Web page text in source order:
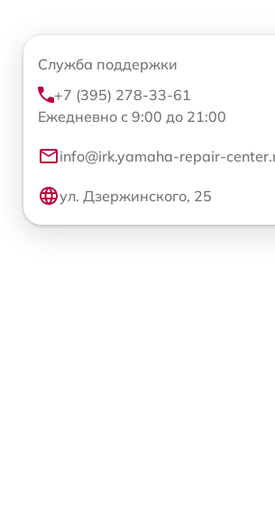
Служба поддержки
+7 (395) 278-33-61
Ежедневно с 9:00 до 21:00
info@irk.yamaha-repair-
ул. Дзержинского, 25